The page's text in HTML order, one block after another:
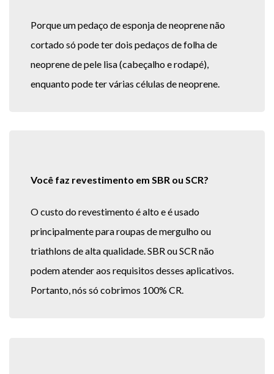
Porque um pedaço de esponja de neoprene não
cortado só pode ter dois pedaços de folha de
neoprene de pele lisa (cabeçalho e rodapé),
enquanto pode ter várias células de neoprene.
Você faz revestimento em SBR ou SCR?
O custo do revestimento é alto e é usado
principalmente para roupas de mergulho ou
triathlons de alta qualidade. SBR ou SCR não
podem atender aos requisitos desses aplicativos.
Portanto, nós só cobrimos 100% CR.